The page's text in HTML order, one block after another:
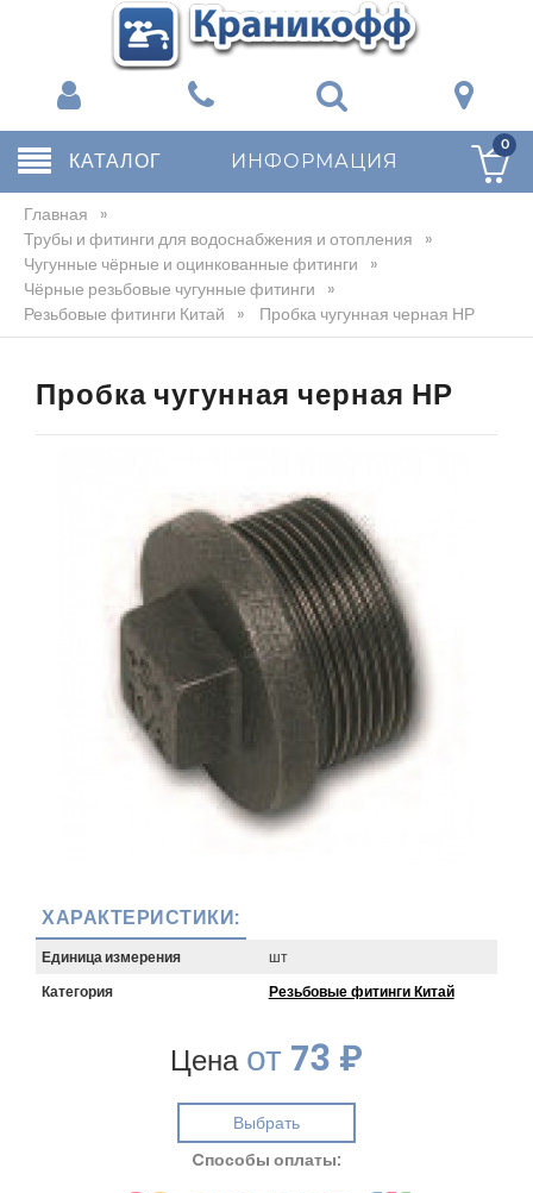
КАТАЛОГ ИНФОРМАЦИЯ
0
Главная »
Трубы и фитинги для водоснабжения и отопления »
Чугунные чёрные и оцинкованные фитинги »
Чёрные резьбовые чугунные фитинги »
Резьбовые фитинги Китай » Пробка чугунная черная НР
Пробка чугунная черная НР
ХАРАКТЕРИСТИКИ:
Единица измерения
шт
Категория
Резьбовые фитинги Китай
Ценаот73 ₽
Выбрать
Cпособы оплаты: